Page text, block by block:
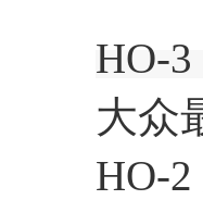
HO-
大众
HO-